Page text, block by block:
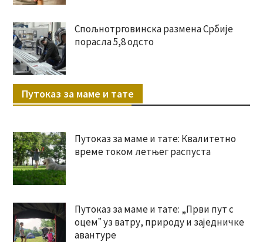
Спољнотрговинска размена Србије
порасла 5,8 одсто
Путоказ за маме и тате
Путоказ за маме и тате: Квалитетно
време током летњег распуста
Путоказ за маме и тате: „Први пут с
оцемˮ уз ватру, природу и заједничке
авантуре